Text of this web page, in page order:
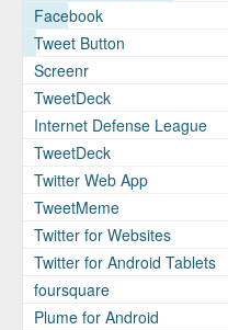
Facebook
Tweet Button
Screenr
TweetDeck
Internet Defense League
TweetDeck
Twitter Web App
TweetMeme
Twitter for Websites
Twitter for Android Tablets
foursquare
Plume for Android